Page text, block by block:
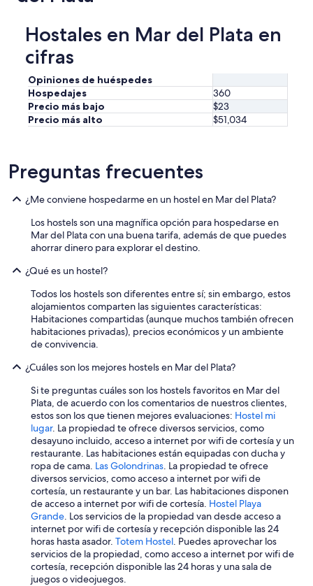
Hostales en Mar del Plata en
cifras
Opiniones de huéspedes
Hospedajes
360
Precio más bajo
$23
Precio más alto
$51,034
Preguntas frecuentes
¿Me conviene hospedarme en un hostel en Mar del Plata?
Los hostels son una magnífica opción para hospedarse en
Mar del Plata con una buena tarifa, además de que puedes
ahorrar dinero para explorar el destino.
¿Qué es un hostel?
Todos los hostels son diferentes entre sí; sin embargo, estos
alojamientos comparten las siguientes características:
Habitaciones compartidas (aunque muchos también ofrecen
habitaciones privadas), precios económicos y un ambiente
de convivencia.
¿Cuáles son los mejores hostels en Mar del Plata?
Si te preguntas cuáles son los hostels favoritos en Mar del
Plata, de acuerdo con los comentarios de nuestros clientes,
estos son los que tienen mejores evaluaciones: Hostel mi
lugar. La propiedad te ofrece diversos servicios, como
desayuno incluido, acceso a internet por wifi de cortesía y un
restaurante. Las habitaciones están equipadas con ducha y
ropa de cama. Las Golondrinas. La propiedad te ofrece
diversos servicios, como acceso a internet por wifi de
cortesía, un restaurante y un bar. Las habitaciones disponen
de acceso a internet por wifi de cortesía. Hostel Playa
Grande. Los servicios de la propiedad van desde acceso a
internet por wifi de cortesía y recepción disponible las 24
horas hasta asador. Totem Hostel. Puedes aprovechar los
servicios de la propiedad, como acceso a internet por wifi de
cortesía, recepción disponible las 24 horas y una sala de
juegos o videojuegos.